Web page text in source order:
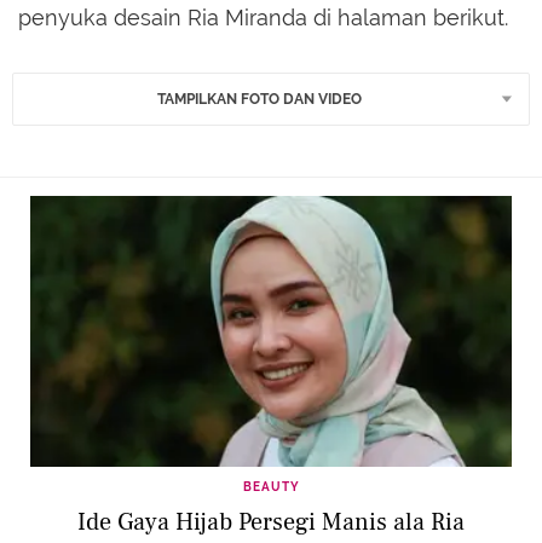
penyuka desain Ria Miranda di halaman berikut.
TAMPILKAN FOTO DAN VIDEO
BEAUTY
Ide Gaya Hijab Persegi Manis ala Ria